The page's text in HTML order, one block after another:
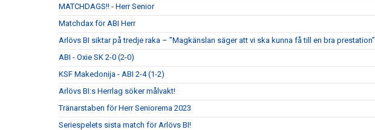
MATCHDAGS!! - Herr Senior
Matchdax för ABI Herr
Arlövs BI siktar på tredje raka – ”Magkänslan säger att vi ska kunna få till en bra prestation”
ABI - Oxie SK 2-0 (2-0)
KSF Makedonija - ABI 2-4 (1-2)
Arlövs BI:s Herrlag söker målvakt!
Tränarstaben för Herr Seniorerna 2023
Seriespelets sista match för Arlövs BI!